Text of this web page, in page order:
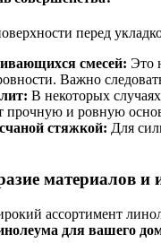
перед
смесей: Это
Важно
В некоторых
и ровную
стяжкой: Для
материалов и
ассортимент
для вашего